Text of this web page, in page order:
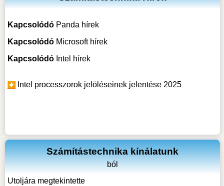
Kapcsolódó Panda hírek
Kapcsolódó Microsoft hírek
Kapcsolódó Intel hírek
Intel processzorok jelöléseinek jelentése 2025
Számítástechnika kínálatunk
ból
Utoljára megtekintette